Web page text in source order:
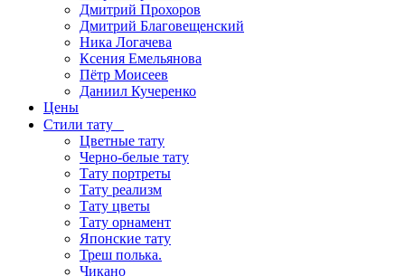
Дмитрий Прохоров
Дмитрий Благовещенский
Ника Логачева
Ксения Емельянова
Пётр Моисеев
Даниил Кучеренко
Цены
Стили тату
Цветные тату
Черно-белые тату
Тату портреты
Тату реализм
Тату цветы
Тату орнамент
Японские тату
Треш полька.
Чикано